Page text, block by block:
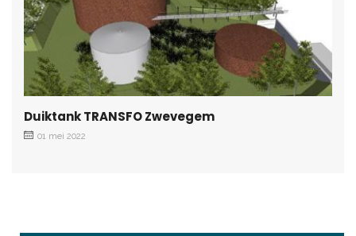
Duiktank TRANSFO Zwevegem
01 mei 2022